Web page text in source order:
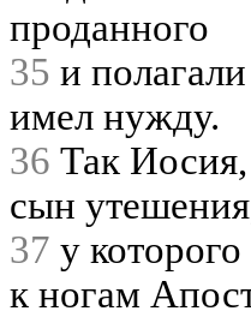
проданного
35 и
имел нужду.
36 Так
сын
37 у
к ногам